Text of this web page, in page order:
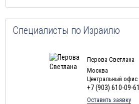
Отдых в Израиле в июне
Туры в Португалию в августе
Туры в Италию в августе
Туры в Египет в августе
Туры в Кипр в августе
Туры в Швейцарию в августе
Туры в ОАЭ в августе
Туры в Мальту в августе
Специалисты по Израилю
Перова Светлана
Москва
Центральный офис
+7 (903) 610-09-61
Оставить заявку